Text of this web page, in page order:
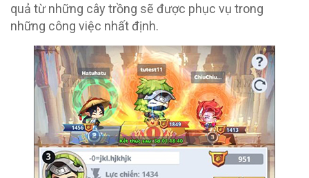
quả từ những cây trồng sẽ được phục vụ trong
những công việc nhất định.